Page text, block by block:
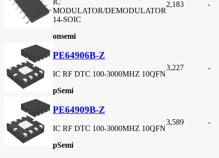
IC
MODULATOR/DEMODULATOR
14-SOIC
onsemi
2,183 -
PE64906B-Z
IC RF DTC 100-3000MHZ 10QFN
pSemi
3,227 -
PE64909B-Z
IC RF DTC 100-3000MHZ 10QFN
pSemi
3,589 -